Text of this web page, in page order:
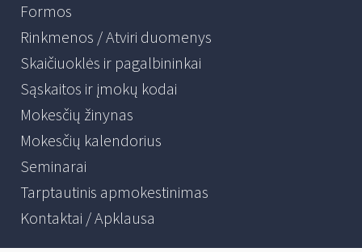
Formos
Rinkmenos / Atviri duomenys
Skaičiuoklės ir pagalbininkai
Sąskaitos ir įmokų kodai
Mokesčių žinynas
Mokesčių kalendorius
Seminarai
Tarptautinis apmokestinimas
Kontaktai / Apklausa